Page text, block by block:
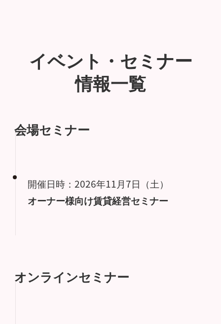
イベント・セミナー
情報一覧
会場セミナー
開催日時：2026年11月7日（土）
オーナー様向け賃貸経営セミナー
オンラインセミナー